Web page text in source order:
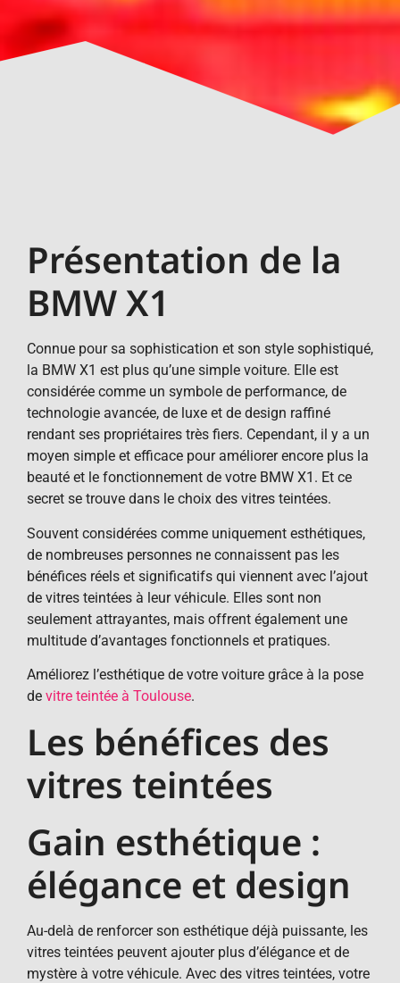
Présentation de la
BMW X1
Connue pour sa sophistication et son style sophistiqué,
la BMW X1 est plus qu’une simple voiture. Elle est
considérée comme un symbole de performance, de
technologie avancée, de luxe et de design raffiné
rendant ses propriétaires très fiers. Cependant, il y a un
moyen simple et efficace pour améliorer encore plus la
beauté et le fonctionnement de votre BMW X1. Et ce
secret se trouve dans le choix des vitres teintées.
Souvent considérées comme uniquement esthétiques,
de nombreuses personnes ne connaissent pas les
bénéfices réels et significatifs qui viennent avec l’ajout
de vitres teintées à leur véhicule. Elles sont non
seulement attrayantes, mais offrent également une
multitude d’avantages fonctionnels et pratiques.
Améliorez l’esthétique de votre voiture grâce à la pose
de vitre teintée à Toulouse.
Les bénéfices des
vitres teintées
Gain esthétique :
élégance et design
Au-delà de renforcer son esthétique déjà puissante, les
vitres teintées peuvent ajouter plus d’élégance et de
mystère à votre véhicule. Avec des vitres teintées, votre